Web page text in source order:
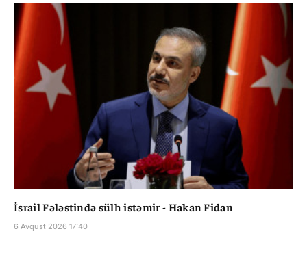
İsrail Fələstində sülh istəmir - Hakan Fidan
6 Avqust 2026 17:40